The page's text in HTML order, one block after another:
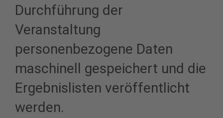
Durchführung der
Veranstaltung
personenbezogene Daten
maschinell gespeichert und die
Ergebnislisten veröffentlicht
werden.